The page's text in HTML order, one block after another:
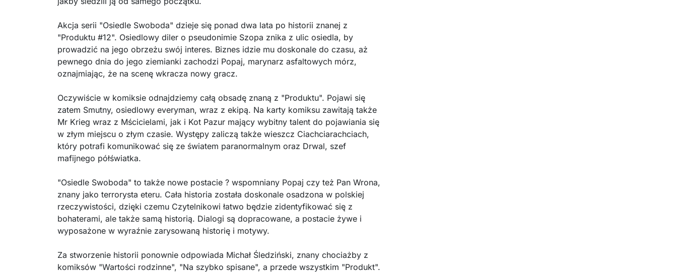
Akcja serii "Osiedle Swoboda" dzieje się ponad dwa lata po historii znanej z
"Produktu #12". Osiedlowy diler o pseudonimie Szopa znika z ulic osiedla, by
prowadzić na jego obrzeżu swój interes. Biznes idzie mu doskonale do czasu, aż
pewnego dnia do jego ziemianki zachodzi Popaj, marynarz asfaltowych mórz,
oznajmiając, że na scenę wkracza nowy gracz.
Oczywiście w komiksie odnajdziemy całą obsadę znaną z "Produktu". Pojawi się
zatem Smutny, osiedlowy everyman, wraz z ekipą. Na karty komiksu zawitają także
Mr Krieg wraz z Mścicielami, jak i Kot Pazur mający wybitny talent do pojawiania się
w złym miejscu o złym czasie. Występy zaliczą także wieszcz Ciachciarachciach,
który potrafi komunikować się ze światem paranormalnym oraz Drwal, szef
mafijnego półświatka.
"Osiedle Swoboda" to także nowe postacie ? wspomniany Popaj czy też Pan Wrona,
znany jako terrorysta eteru. Cała historia została doskonale osadzona w polskiej
rzeczywistości, dzięki czemu Czytelnikowi łatwo będzie zidentyfikować się z
bohaterami, ale także samą historią. Dialogi są dopracowane, a postacie żywe i
wyposażone w wyraźnie zarysowaną historię i motywy.
Za stworzenie historii ponownie odpowiada Michał Śledziński, znany chociażby z
komiksów "Wartości rodzinne", "Na szybko spisane", a przede wszystkim "Produkt".